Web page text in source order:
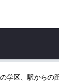
学区、駅からの